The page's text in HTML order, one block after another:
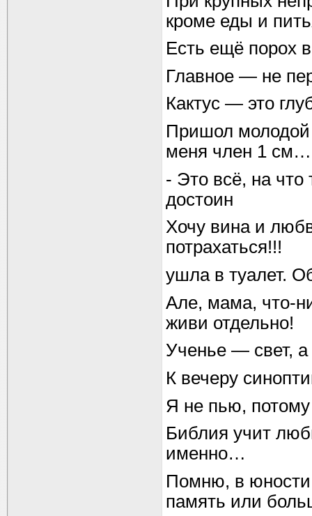
кроме еды и
Есть ещё порох
Главное — не
Кактус — это
Пришол молодой
меня член 1 см…
- Это всё, на
достоин
Хочу вина и
потрахаться!!!
ушла в туалет.
Але, мама, что-
живи отдельно!
Ученье — свет, а
К вечеру
Я не пью, потому
Библия учит
именно…
Помню, в
память или